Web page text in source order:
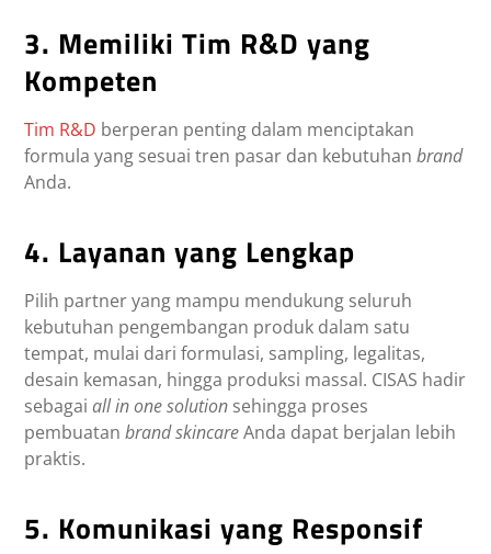
3. Memiliki Tim R&D yang
Kompeten
Tim R&D berperan penting dalam menciptakan
formula yang sesuai tren pasar dan kebutuhan brand
Anda.
4. Layanan yang Lengkap
Pilih partner yang mampu mendukung seluruh
kebutuhan pengembangan produk dalam satu
tempat, mulai dari formulasi, sampling, legalitas,
desain kemasan, hingga produksi massal. CISAS hadir
sebagaiall in one solution sehingga proses
pembuatanbrand skincareAnda dapat berjalan lebih
praktis.
5. Komunikasi yang Responsif